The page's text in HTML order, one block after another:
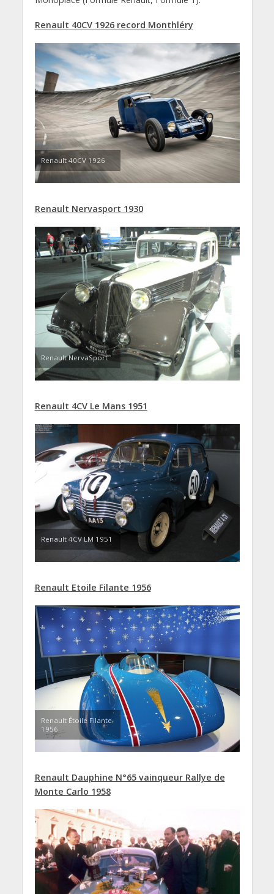
Renault 40CV 1926 record Monthléry
Renault 40CV 1926
Renault Nervasport 1930
Renault NervaSport
Renault 4CV Le Mans 1951
Renault 4CV LM 1951
Renault Etoile Filante 1956
Renault Étoile Filante
1956
Renault Dauphine N°65 vainqueur Rallye de
Monte Carlo 1958